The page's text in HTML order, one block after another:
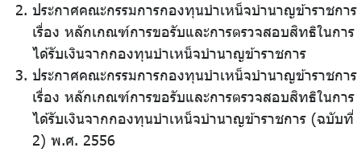
ประกาศคณะกรรมการกองทุนบำเหน็จบำนาญข้าราชการ
เรื่อง หลักเกณฑ์การขอรับและการตรวจสอบสิทธิในการ
ได้รับเงินจากกองทุนบำเหน็จบำนาญข้าราชการ
ประกาศคณะกรรมการกองทุนบำเหน็จบำนาญข้าราชการ
เรื่อง หลักเกณฑ์การขอรับและการตรวจสอบสิทธิในการ
ได้รับเงินจากกองทุนบำเหน็จบำนาญข้าราชการ (ฉบับที่
2) พ.ศ. 2556